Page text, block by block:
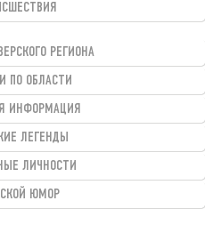
РЕГИОНА
ПО ОБЛАСТИ
ИНФОРМАЦИЯ
ЛЕГЕНДЫ
ЛИЧНОСТИ
ЮМОР